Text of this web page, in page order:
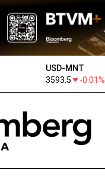
USD-MNT
3593.5
-0.01%